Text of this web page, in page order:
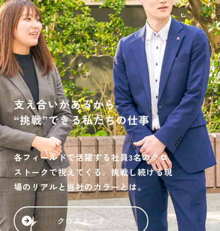
支え合いがあるから
“挑戦”できる私たちの仕事
各フィールドで活躍する社員3名のクロ
ストークで視えてくる。挑戦し続ける現
場のリアルと当社のカラーとは。
クロストーク